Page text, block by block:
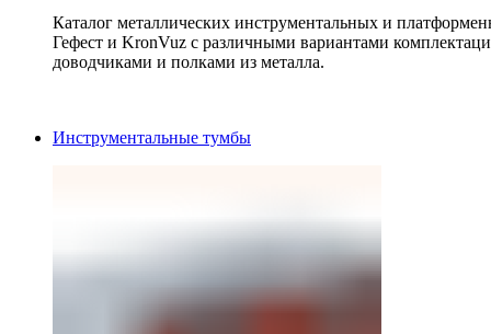
Каталог металлических инструментальных и
Гефест и KronVuz с различными вариантами
доводчиками и полками из металла.
Инструментальные тумбы